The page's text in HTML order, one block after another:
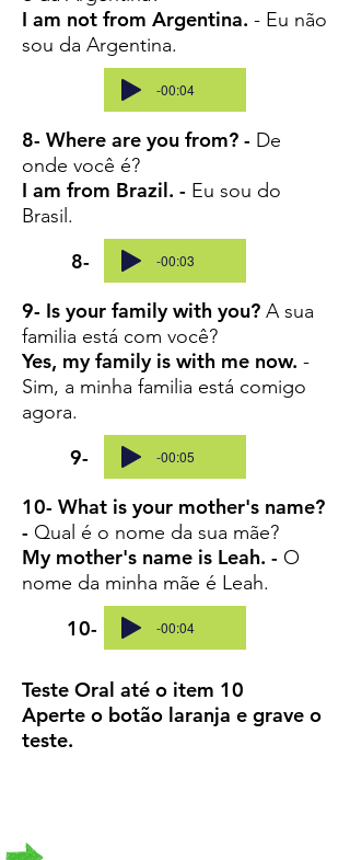
I am not from Argentina. - Eu não
sou da Argentina.
-00:04
8- Where are you from? - De
onde você é?
I am from Brazil. - Eu sou do
Brasil.
8- -00:03
9- Is your family with you? A sua
familia está com você?
Yes, my family is with me now. -
Sim, a minha familia está comigo
agora.
9- -00:05
10- What is your mother's name?
- Qual é o nome da sua mãe?
My mother's name is Leah. - O
nome da minha mãe é Leah.
10- -00:04
Teste Oral até o item 10
Aperte o botão laranja e grave o
teste.